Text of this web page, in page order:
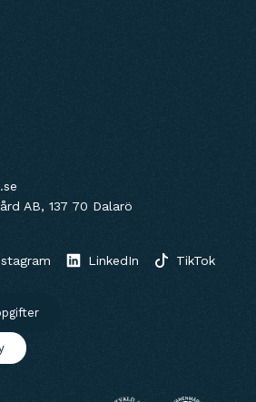
AB, 137 70 Dalarö
LinkedIn TikTok